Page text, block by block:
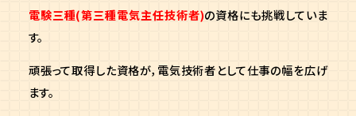
電験三種(第三種電気主任技術者)の資格にも挑戦していま
す。
頑張って取得した資格が，電気技術者として仕事の幅を広げ
ます。